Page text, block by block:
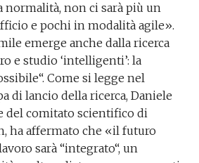
normalità, non ci sarà più un
e pochi in modalità agile».
emerge anche dalla ricerca
e studio ‘intelligenti’: la
Come si legge nel
di lancio della ricerca, Daniele
del comitato scientifico di
ha affermato che «il futuro
sarà “integrato“, un